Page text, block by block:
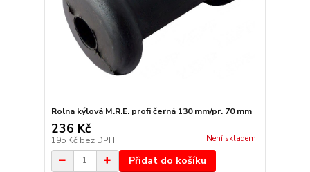
Rolna kýlová M.R.E. profi černá 130 mm/pr. 70 mm
236 Kč
195 Kč bez DPH Není skladem
Přidat do košíku